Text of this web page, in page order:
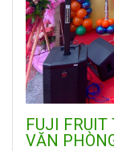
FUJI FRUIT
VĂN